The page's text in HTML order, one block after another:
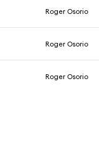
Roger Osorio
Roger Osorio
Roger Osorio